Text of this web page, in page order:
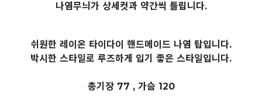
나염무늬가 상세컷과 약간씩 틀립니다.
쉬원한 레이온 타이다이 핸드메이드 나염 탑입니다.
박시한 스타일로 루즈하게 입기 좋은 스타일입니다.
총기장 77 , 가슴 120